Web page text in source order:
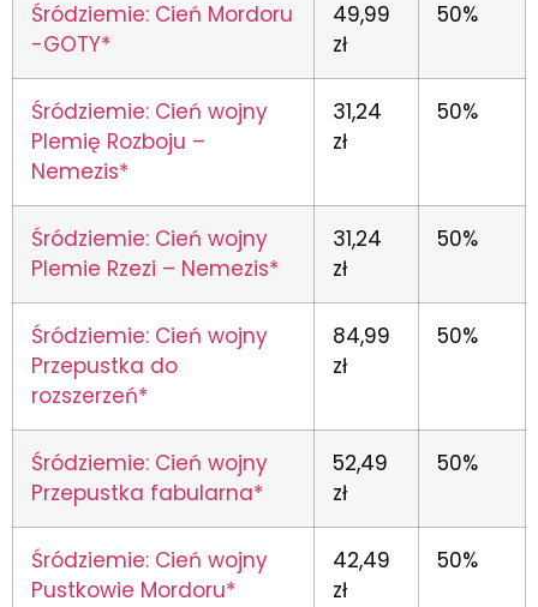
Śródziemie: Cień Mordoru
-GOTY*
49,99
zł
50%
Śródziemie: Cień wojny
Plemię Rozboju –
Nemezis*
31,24
zł
50%
Śródziemie: Cień wojny
Plemie Rzezi – Nemezis*
31,24
zł
50%
Śródziemie: Cień wojny
Przepustka do
rozszerzeń*
84,99
zł
50%
Śródziemie: Cień wojny
Przepustka fabularna*
52,49
zł
50%
Śródziemie: Cień wojny
Pustkowie Mordoru*
42,49
zł
50%